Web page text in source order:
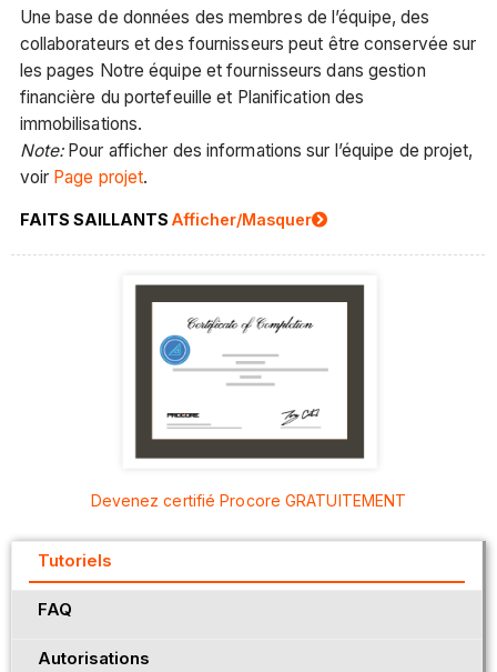
Une base de données des membres de l’équipe, des
collaborateurs et des fournisseurs peut être conservée sur
les pages Notre équipe et fournisseurs dans gestion
financière du portefeuille et Planification des
immobilisations.
Note: Pour afficher des informations sur l’équipe de projet,
voir Page projet.
FAITS SAILLANTS Afficher/Masquer
Devenez certifié Procore GRATUITEMENT
Tutoriels
FAQ
Autorisations